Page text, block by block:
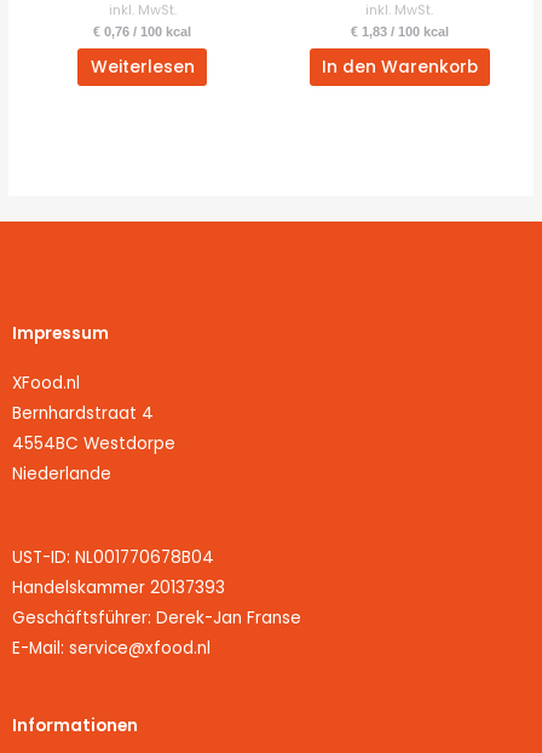
inkl. MwSt.
€ 0,76 / 100 kcal
Weiterlesen
inkl. MwSt.
€1,83/ 100 kcal
In den Warenkorb
Impressum
XFood.nl
Bernhardstraat 4
4554BC Westdorpe
Niederlande
UST-ID: NL001770678B04
Handelskammer 20137393
Geschäftsführer: Derek-Jan Franse
E-Mail: service@xfood.nl
Informationen